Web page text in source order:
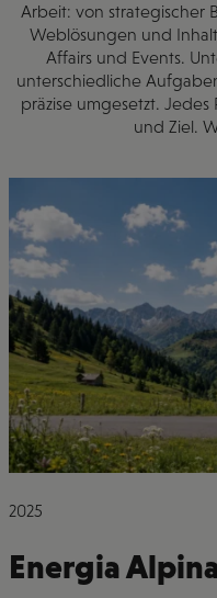
Arbeit: von strategischer
Weblösungen und
Affairs und Events.
unterschiedliche
präzise umgesetzt. Jedes
und Ziel.
2025
Energia